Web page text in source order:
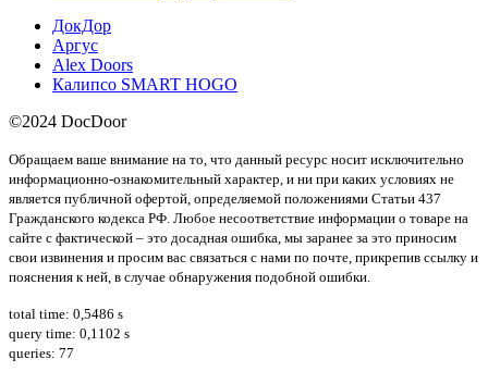
ДокДор
Аргус
Alex Doors
Калипсо SMART HOGO
©2024 DocDoor
Обращаем ваше внимание на то, что данный ресурс носит исключительно
информационно-ознакомительный характер, и ни при каких условиях не
является публичной офертой, определяемой положениями Статьи 437
Гражданского кодекса РФ. Любое несоответствие информации о товаре на
сайте с фактической – это досадная ошибка, мы заранее за это приносим
свои извинения и просим вас связаться с нами по почте, прикрепив ссылку и
пояснения к ней, в случае обнаружения подобной ошибки.
total time: 0,5486 s
query time: 0,1102 s
queries: 77